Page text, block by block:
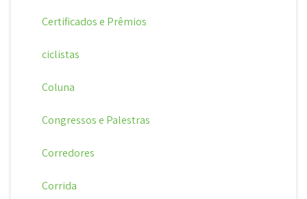
Certificados e Prêmios
ciclistas
Coluna
Congressos e Palestras
Corredores
Corrida